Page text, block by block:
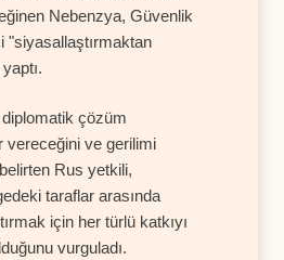
Nebenzya, Güvenlik
"siyasallaştırmaktan
çözüm
vereceğini ve gerilimi
belirten Rus yetkili,
taraflar arasında
için her türlü katkıyı
vurguladı.